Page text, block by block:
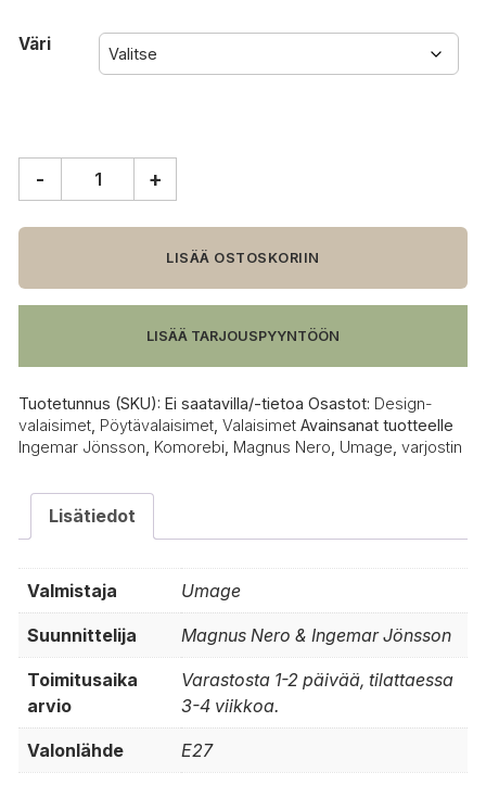
Väri
varjostin,
medium
määrä
- +
LISÄÄ OSTOSKORIIN
LISÄÄ TARJOUSPYYNTÖÖN
Tuotetunnus (SKU): Ei saatavilla/-tietoa Osastot: Design-
valaisimet Pöytävalaisimet Valaisimet Avainsanat tuotteelle
Ingemar Jönsson Komorebi Magnus Nero Umage varjostin
Lisätiedot
Valmistaja Umage
Suunnittelija Magnus Nero & Ingemar Jönsson
Toimitusaika
arvio
Varastosta 1-2 päivää, tilattaessa
3-4 viikkoa.
Valonlähde E27